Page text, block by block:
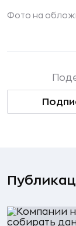
Фото на